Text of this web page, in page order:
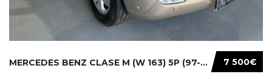
7 500€
MERCEDES BENZ CLASE M (W 163) 5P (97-05) 200...